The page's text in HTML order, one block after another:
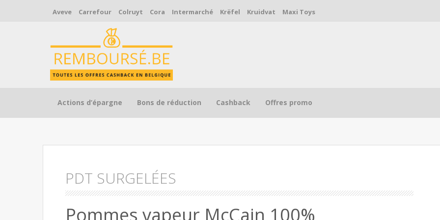
Aveve Carrefour Colruyt Cora Intermarché Krëfel Kruidvat Maxi Toys
Skip to content
Actions d’épargne Bons de réduction Cashback Offres promo
PDT SURGELÉES
Pommes vapeur McCain 100%